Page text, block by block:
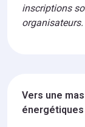
inscriptions
organisateurs.
Vers une